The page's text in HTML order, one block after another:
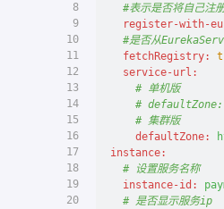
8
9
10
11
12
13
14
15
16
17
18
19
20
#表示是否将自己注
register-with-
#是否从
fetchRegistry:
service-url:
# 单机版
#
# 集群版
defaultZone:
instance:
# 设置服务名称
instance-id:
# 是否显示服务ip